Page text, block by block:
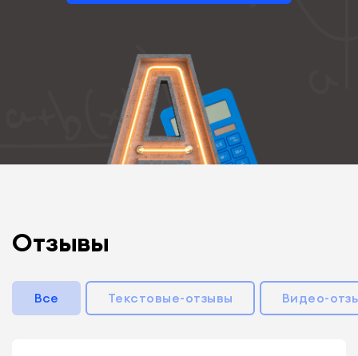
Отзывы
Все Текстовые-отзывы Видео-